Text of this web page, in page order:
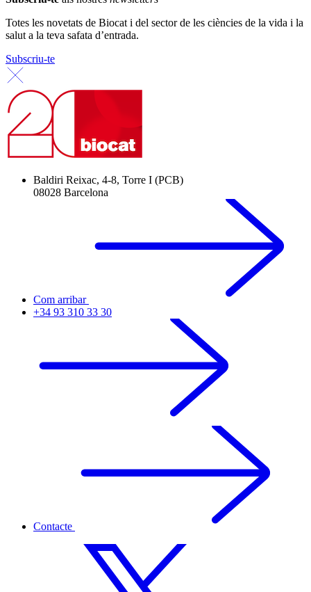
Totes les novetats de Biocat i del sector de les ciències de la vida i la
salut a la teva safata d’entrada.
Subscriu-te
Baldiri Reixac, 4-8, Torre I (PCB)
08028 Barcelona
Com arribar
+34 93 310 33 30
Contacte